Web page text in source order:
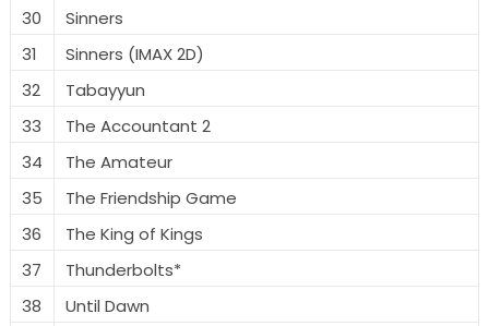
30
Sinners
31
Sinners (IMAX 2D)
32
Tabayyun
33
The Accountant 2
34
The Amateur
35
The Friendship Game
36
The King of Kings
37
Thunderbolts*
38
Until Dawn